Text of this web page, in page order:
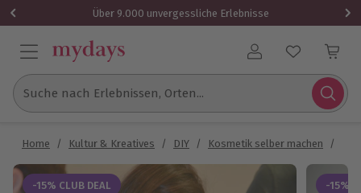
Über 9.000 unvergessliche Erlebnisse
Benutzerkonto
Suche nach Erlebnissen, Orten...
Home / Kultur & Kreatives / DIY / Kosmetik selber machen /
-15% CLUB DEAL -15%